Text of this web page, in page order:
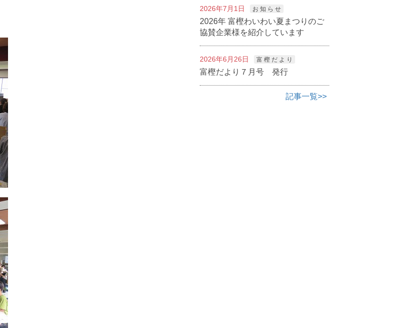
2026年7月1日 お 知 ら せ
2026年 富樫わいわい夏まつりのご
協賛企業様を紹介しています
2026年6月26日 富 樫 だ よ り
富樫だより７月号 発行
記事一覧>>